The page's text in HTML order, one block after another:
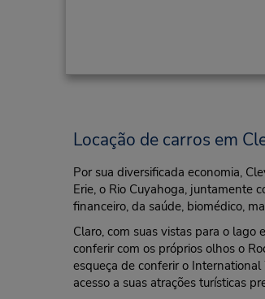
Locação de carros em
Por sua diversificada economia,
Erie, o Rio Cuyahoga, juntamente
financeiro, da saúde, biomédico,
Claro, com suas vistas para o
conferir com os próprios olhos o
esqueça de conferir o
acesso a suas atrações turísticas